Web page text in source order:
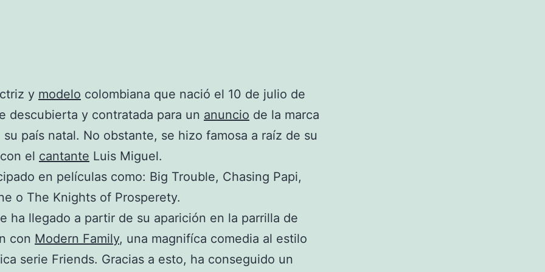
y modelo colombiana que nació el 10 de julio de
descubierta y contratada para un anuncio de la marca
su país natal. No obstante, se hizo famosa a raíz de su
el cantante Luis Miguel.
en películas como: Big Trouble, Chasing Papi,
o The Knights of Prosperety.
ha llegado a partir de su aparición en la parrilla de
con Modern Family, una magnifíca comedia al estilo
serie Friends. Gracias a esto, ha conseguido un